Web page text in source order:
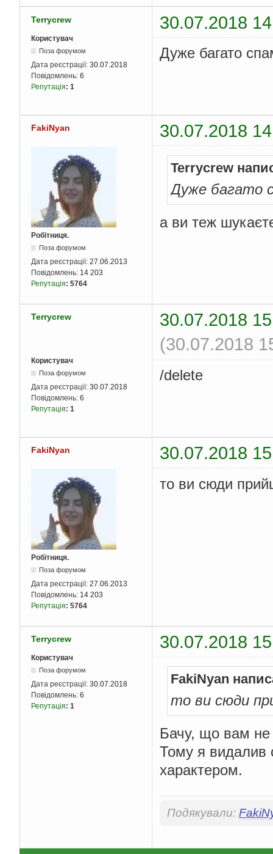
Terrycrew 30.07.2018
Користувач
Поза форумом
Дата реєстрації: 30.07.2018
Повідомлень: 6
Репутація: 1
Дуже багато
FakiNyan 30.07.2018
Робітниця.
Поза форумом
Дата реєстрації: 27.06.2013
Повідомлень: 14 203
Репутація: 5764
Terrycrew
Дуже багато
а ви теж
Terrycrew
30.07.2018
(30.07.2018
Користувач
Поза форумом
Дата реєстрації: 30.07.2018
Повідомлень: 6
Репутація: 1
/delete
FakiNyan 30.07.2018
Робітниця.
Поза форумом
Дата реєстрації: 27.06.2013
Повідомлень: 14 203
Репутація: 5764
то ви сюди
Terrycrew 30.07.2018
Користувач
Поза форумом
Дата реєстрації: 30.07.2018
Повідомлень: 6
Репутація: 1
FakiNyan
то ви сюди
Бачу, що вам не
Тому я видалив
характером.
Подякували: